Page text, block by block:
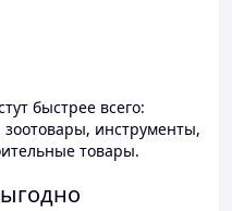
быстрее всего:
инструменты,
товары.